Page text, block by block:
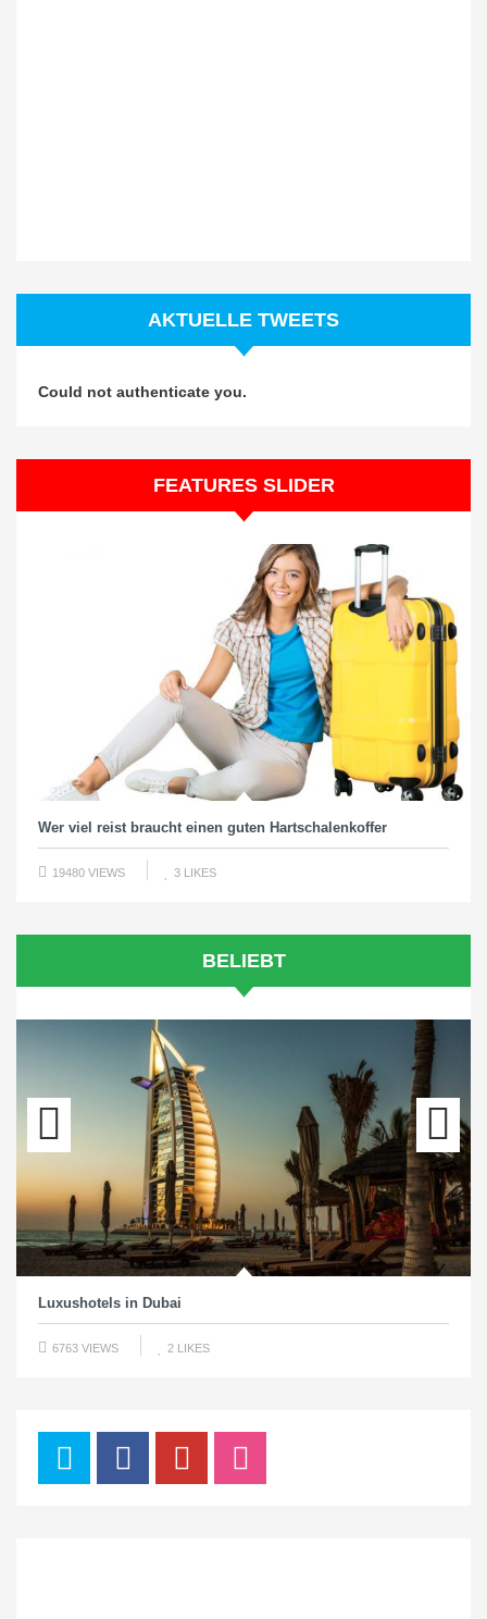
AKTUELLE TWEETS
Could not authenticate you.
FEATURES SLIDER
Wer viel reist braucht einen guten Hartschalenkoffer
19480 VIEWS 3 LIKES
BELIEBT
Luxushotels in Dubai
6763 VIEWS 2 LIKES
Next